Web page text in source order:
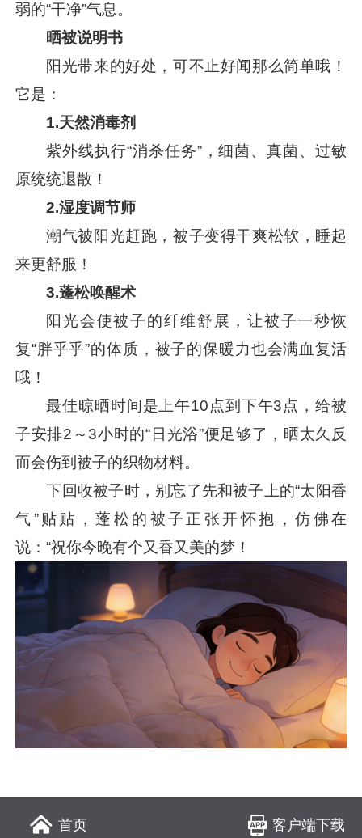
弱的“干净”气息。
晒被说明书
阳光带来的好处，可不止好闻那么简单哦！
它是：
1.天然消毒剂
紫外线执行“消杀任务”，细菌、真菌、过敏
原统统退散！
2.湿度调节师
潮气被阳光赶跑，被子变得干爽松软，睡起
来更舒服！
3.蓬松唤醒术
阳光会使被子的纤维舒展，让被子一秒恢
复“胖乎乎”的体质，被子的保暖力也会满血复活
哦！
最佳晾晒时间是上午10点到下午3点，给被
子安排2～3小时的“日光浴”便足够了，晒太久反
而会伤到被子的织物材料。
下回收被子时，别忘了先和被子上的“太阳香
气”贴贴，蓬松的被子正张开怀抱，仿佛在
说：“祝你今晚有个又香又美的梦！
首页 客户端下载